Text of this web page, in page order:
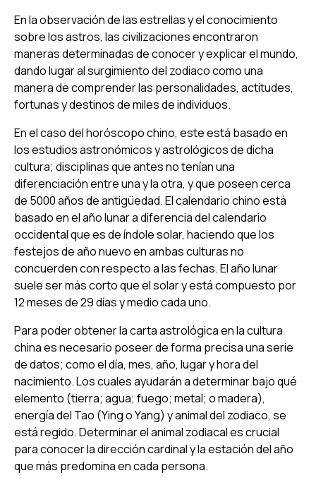
En la observación de las estrellas y el conocimiento
sobre los astros, las civilizaciones encontraron
maneras determinadas de conocer y explicar el mundo,
dando lugar al surgimiento del zodiaco como una
manera de comprender las personalidades, actitudes,
fortunas y destinos de miles de individuos.
En el caso del horóscopo chino, este está basado en
los estudios astronómicos y astrológicos de dicha
cultura; disciplinas que antes no tenían una
diferenciación entre una y la otra, y que poseen cerca
de 5000 años de antigüedad. El calendario chino está
basado en el año lunar a diferencia del calendario
occidental que es de índole solar, haciendo que los
festejos de año nuevo en ambas culturas no
concuerden con respecto a las fechas. El año lunar
suele ser más corto que el solar y está compuesto por
12 meses de 29 días y medio cada uno.
Para poder obtener la carta astrológica en la cultura
china es necesario poseer de forma precisa una serie
de datos; como el día, mes, año, lugar y hora del
nacimiento. Los cuales ayudarán a determinar bajo qué
elemento (tierra; agua; fuego; metal; o madera),
energía del Tao (Ying o Yang) y animal del zodiaco, se
está regido. Determinar el animal zodiacal es crucial
para conocer la dirección cardinal y la estación del año
que más predomina en cada persona.